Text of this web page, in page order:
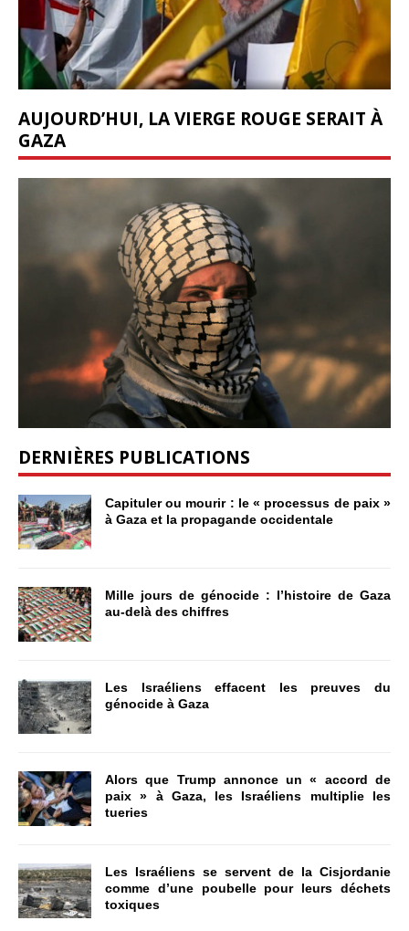
AUJOURD’HUI, LA VIERGE ROUGE SERAIT À
GAZA
DERNIÈRES PUBLICATIONS
Capituler ou mourir : le « processus de paix »
à Gaza et la propagande occidentale
Mille jours de génocide : l’histoire de Gaza
au-delà des chiffres
Les Israéliens effacent les preuves du
génocide à Gaza
Alors que Trump annonce un « accord de
paix » à Gaza, les Israéliens multiplie les
tueries
Les Israéliens se servent de la Cisjordanie
comme d’une poubelle pour leurs déchets
toxiques